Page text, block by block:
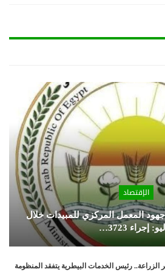
الإقتصاد
المعمل المركزي للمبيدات خلال
إجراء 3723…
الزراعة.. رئيس الخدمات البيطرية يتفقد المنظومة